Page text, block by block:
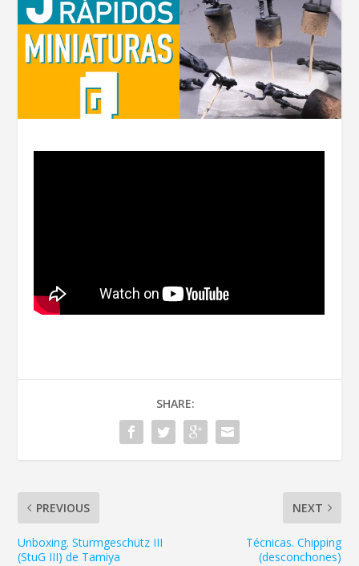
SHARE:
PREVIOUS
Unboxing. Sturmgeschütz III
(StuG III) de Tamiya
NEXT
Técnicas. Chipping
(desconchones)